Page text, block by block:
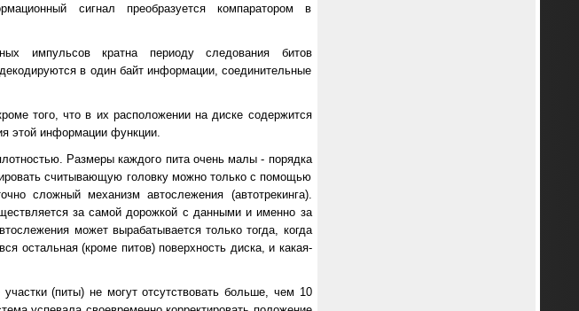
сигнал преобразуется компаратором в
импульсов кратна периоду следования битов
в один байт информации, соединительные
того, что в их расположении на диске содержится
этой информации функции.
Размеры каждого пита очень малы - порядка
считывающую головку можно только с помощью
сложный механизм автослежения (автотрекинга).
за самой дорожкой с данными и именно за
может вырабатывается только тогда, когда
остальная (кроме питов) поверхность диска, и какая-
(питы) не могут отсутствовать больше, чем 10